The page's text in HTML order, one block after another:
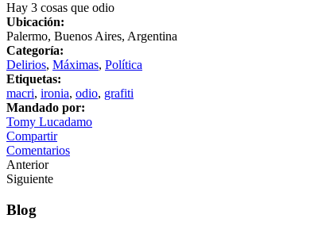
Hay 3 cosas que odio
Ubicación:
Palermo, Buenos Aires, Argentina
Categoría:
Delirios, Máximas, Política
Etiquetas:
macri, ironia, odio, grafiti
Mandado por:
Tomy Lucadamo
Compartir
Comentarios
Anterior
Siguiente
Blog